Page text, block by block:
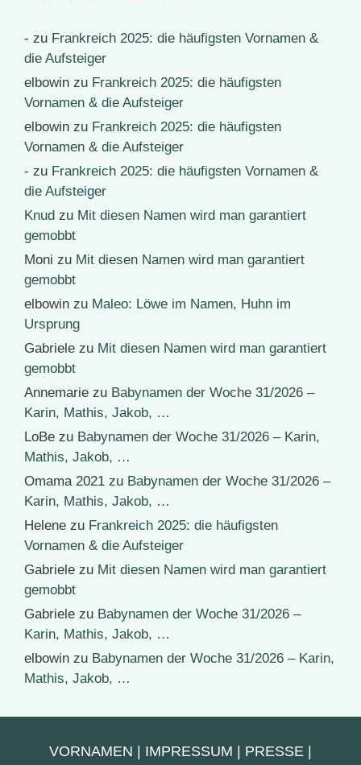
- zu Frankreich 2025: die häufigsten Vornamen &
die Aufsteiger
elbowin zu Frankreich 2025: die häufigsten
Vornamen & die Aufsteiger
elbowin zu Frankreich 2025: die häufigsten
Vornamen & die Aufsteiger
- zu Frankreich 2025: die häufigsten Vornamen &
die Aufsteiger
Knud zu Mit diesen Namen wird man garantiert
gemobbt
Moni zu Mit diesen Namen wird man garantiert
gemobbt
elbowin zu Maleo: Löwe im Namen, Huhn im
Ursprung
Gabriele zu Mit diesen Namen wird man garantiert
gemobbt
Annemarie zu Babynamen der Woche 31/2026 –
Karin, Mathis, Jakob, …
LoBe zu Babynamen der Woche 31/2026 – Karin,
Mathis, Jakob, …
Omama 2021 zu Babynamen der Woche 31/2026 –
Karin, Mathis, Jakob, …
Helene zu Frankreich 2025: die häufigsten
Vornamen & die Aufsteiger
Gabriele zu Mit diesen Namen wird man garantiert
gemobbt
Gabriele zu Babynamen der Woche 31/2026 –
Karin, Mathis, Jakob, …
elbowin zu Babynamen der Woche 31/2026 – Karin,
Mathis, Jakob, …
VORNAMEN IMPRESSUM PRESSE